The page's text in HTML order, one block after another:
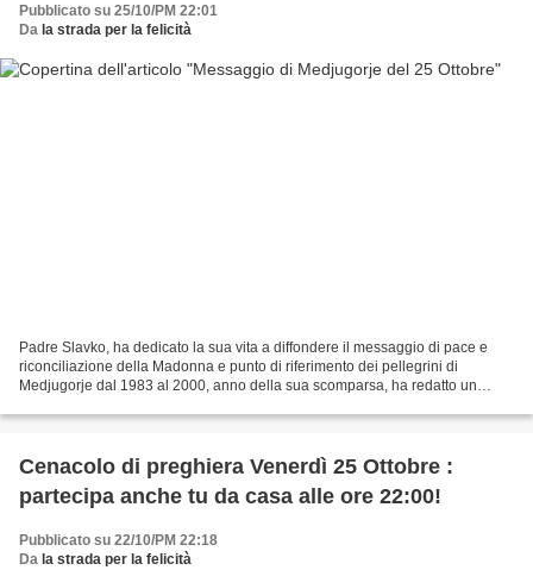
Pubblicato su 25/10/PM 22:01
Da la strada per la felicità
Padre Slavko, ha dedicato la sua vita a diffondere il messaggio di pace e
riconciliazione della Madonna e punto di riferimento dei pellegrini di
Medjugorje dal 1983 al 2000, anno della sua scomparsa, ha redatto un
Cenacolo di preghiera Venerdì 25 Ottobre :
partecipa anche tu da casa alle ore 22:00!
Pubblicato su 22/10/PM 22:18
Da la strada per la felicità